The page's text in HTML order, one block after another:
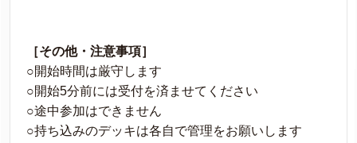
［その他・注意事項］
○開始時間は厳守します
○開始5分前には受付を済ませてください
○途中参加はできません
○持ち込みのデッキは各自で管理をお願いします